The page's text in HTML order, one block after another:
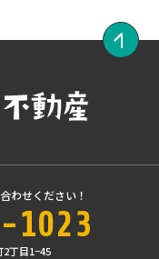
わせください！
1023
2丁目1−45